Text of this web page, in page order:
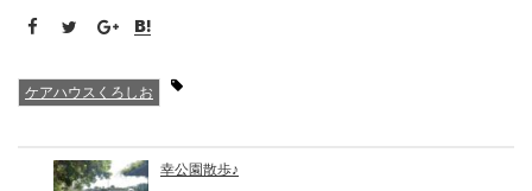
ケアハウスくろしお
幸公園散歩♪